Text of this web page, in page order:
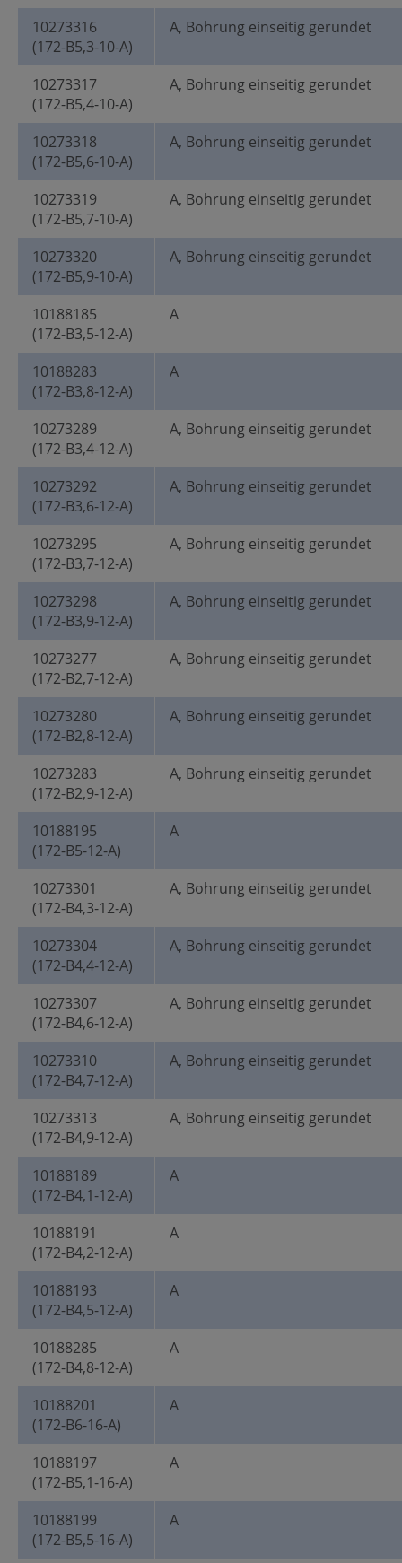
10273316
(172-B5,3-10-A)
A, Bohrung einseitig gerundet
10273317
(172-B5,4-10-A)
A, Bohrung einseitig gerundet
10273318
(172-B5,6-10-A)
A, Bohrung einseitig gerundet
10273319
(172-B5,7-10-A)
A, Bohrung einseitig gerundet
10273320
(172-B5,9-10-A)
A, Bohrung einseitig gerundet
10188185
(172-B3,5-12-A)
A
10188283
(172-B3,8-12-A)
A
10273289
(172-B3,4-12-A)
A, Bohrung einseitig gerundet
10273292
(172-B3,6-12-A)
A, Bohrung einseitig gerundet
10273295
(172-B3,7-12-A)
A, Bohrung einseitig gerundet
10273298
(172-B3,9-12-A)
A, Bohrung einseitig gerundet
10273277
(172-B2,7-12-A)
A, Bohrung einseitig gerundet
10273280
(172-B2,8-12-A)
A, Bohrung einseitig gerundet
10273283
(172-B2,9-12-A)
A, Bohrung einseitig gerundet
10188195
(172-B5-12-A)
A
10273301
(172-B4,3-12-A)
A, Bohrung einseitig gerundet
10273304
(172-B4,4-12-A)
A, Bohrung einseitig gerundet
10273307
(172-B4,6-12-A)
A, Bohrung einseitig gerundet
10273310
(172-B4,7-12-A)
A, Bohrung einseitig gerundet
10273313
(172-B4,9-12-A)
A, Bohrung einseitig gerundet
10188189
(172-B4,1-12-A)
A
10188191
(172-B4,2-12-A)
A
10188193
(172-B4,5-12-A)
A
10188285
(172-B4,8-12-A)
A
10188201
(172-B6-16-A)
A
10188197
(172-B5,1-16-A)
A
10188199
(172-B5,5-16-A)
A